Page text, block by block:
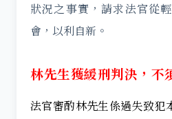
狀況之事實，請求法官從
會，以利自新。
林先生獲緩刑判決，不
法官審酌林先生係過失致犯